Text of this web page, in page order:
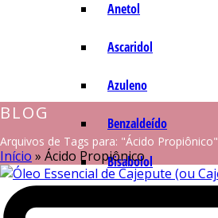
Anetol
Ascaridol
Azuleno
Benzaldeído
Bisabolol
BLOG
Arquivos de Tags para: "Ácido Propiônico"
Início » Ácido Propiônico